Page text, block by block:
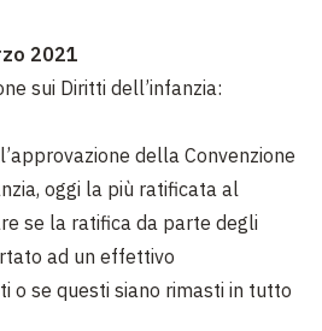
2021
sui Diritti dell’infanzia:
della Convenzione
oggi la più ratificata al
se la ratifica da parte degli
ad un effettivo
o se questi siano rimasti in tutto